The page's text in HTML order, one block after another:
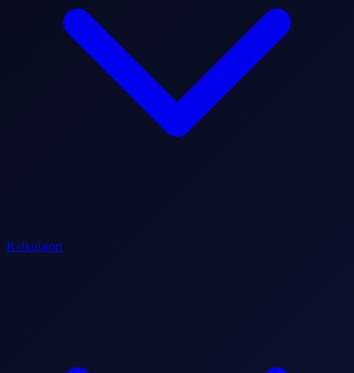
Kalkulatori